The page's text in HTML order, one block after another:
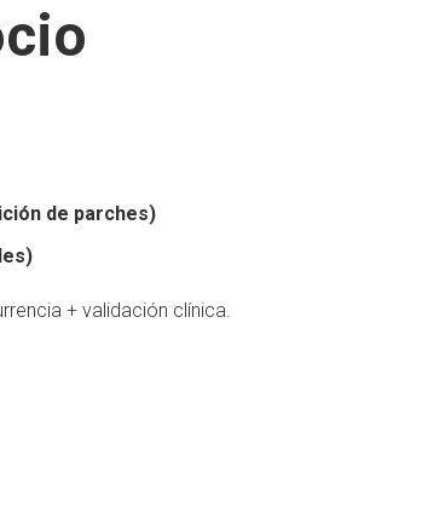
de parches)
+ validación clínica.